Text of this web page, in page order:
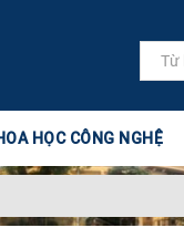
HỌC CÔNG NGHỆ